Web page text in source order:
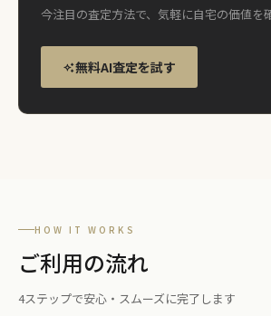
今注目の査定方法で、気軽に自宅の価値を
無料AI査定を試す
HOW IT WORKS
ご利用の流れ
4ステップで安心・スムーズに完了します